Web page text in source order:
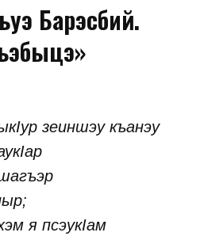
Барэсбий.
зеиншэу къанэу
я псэукIам